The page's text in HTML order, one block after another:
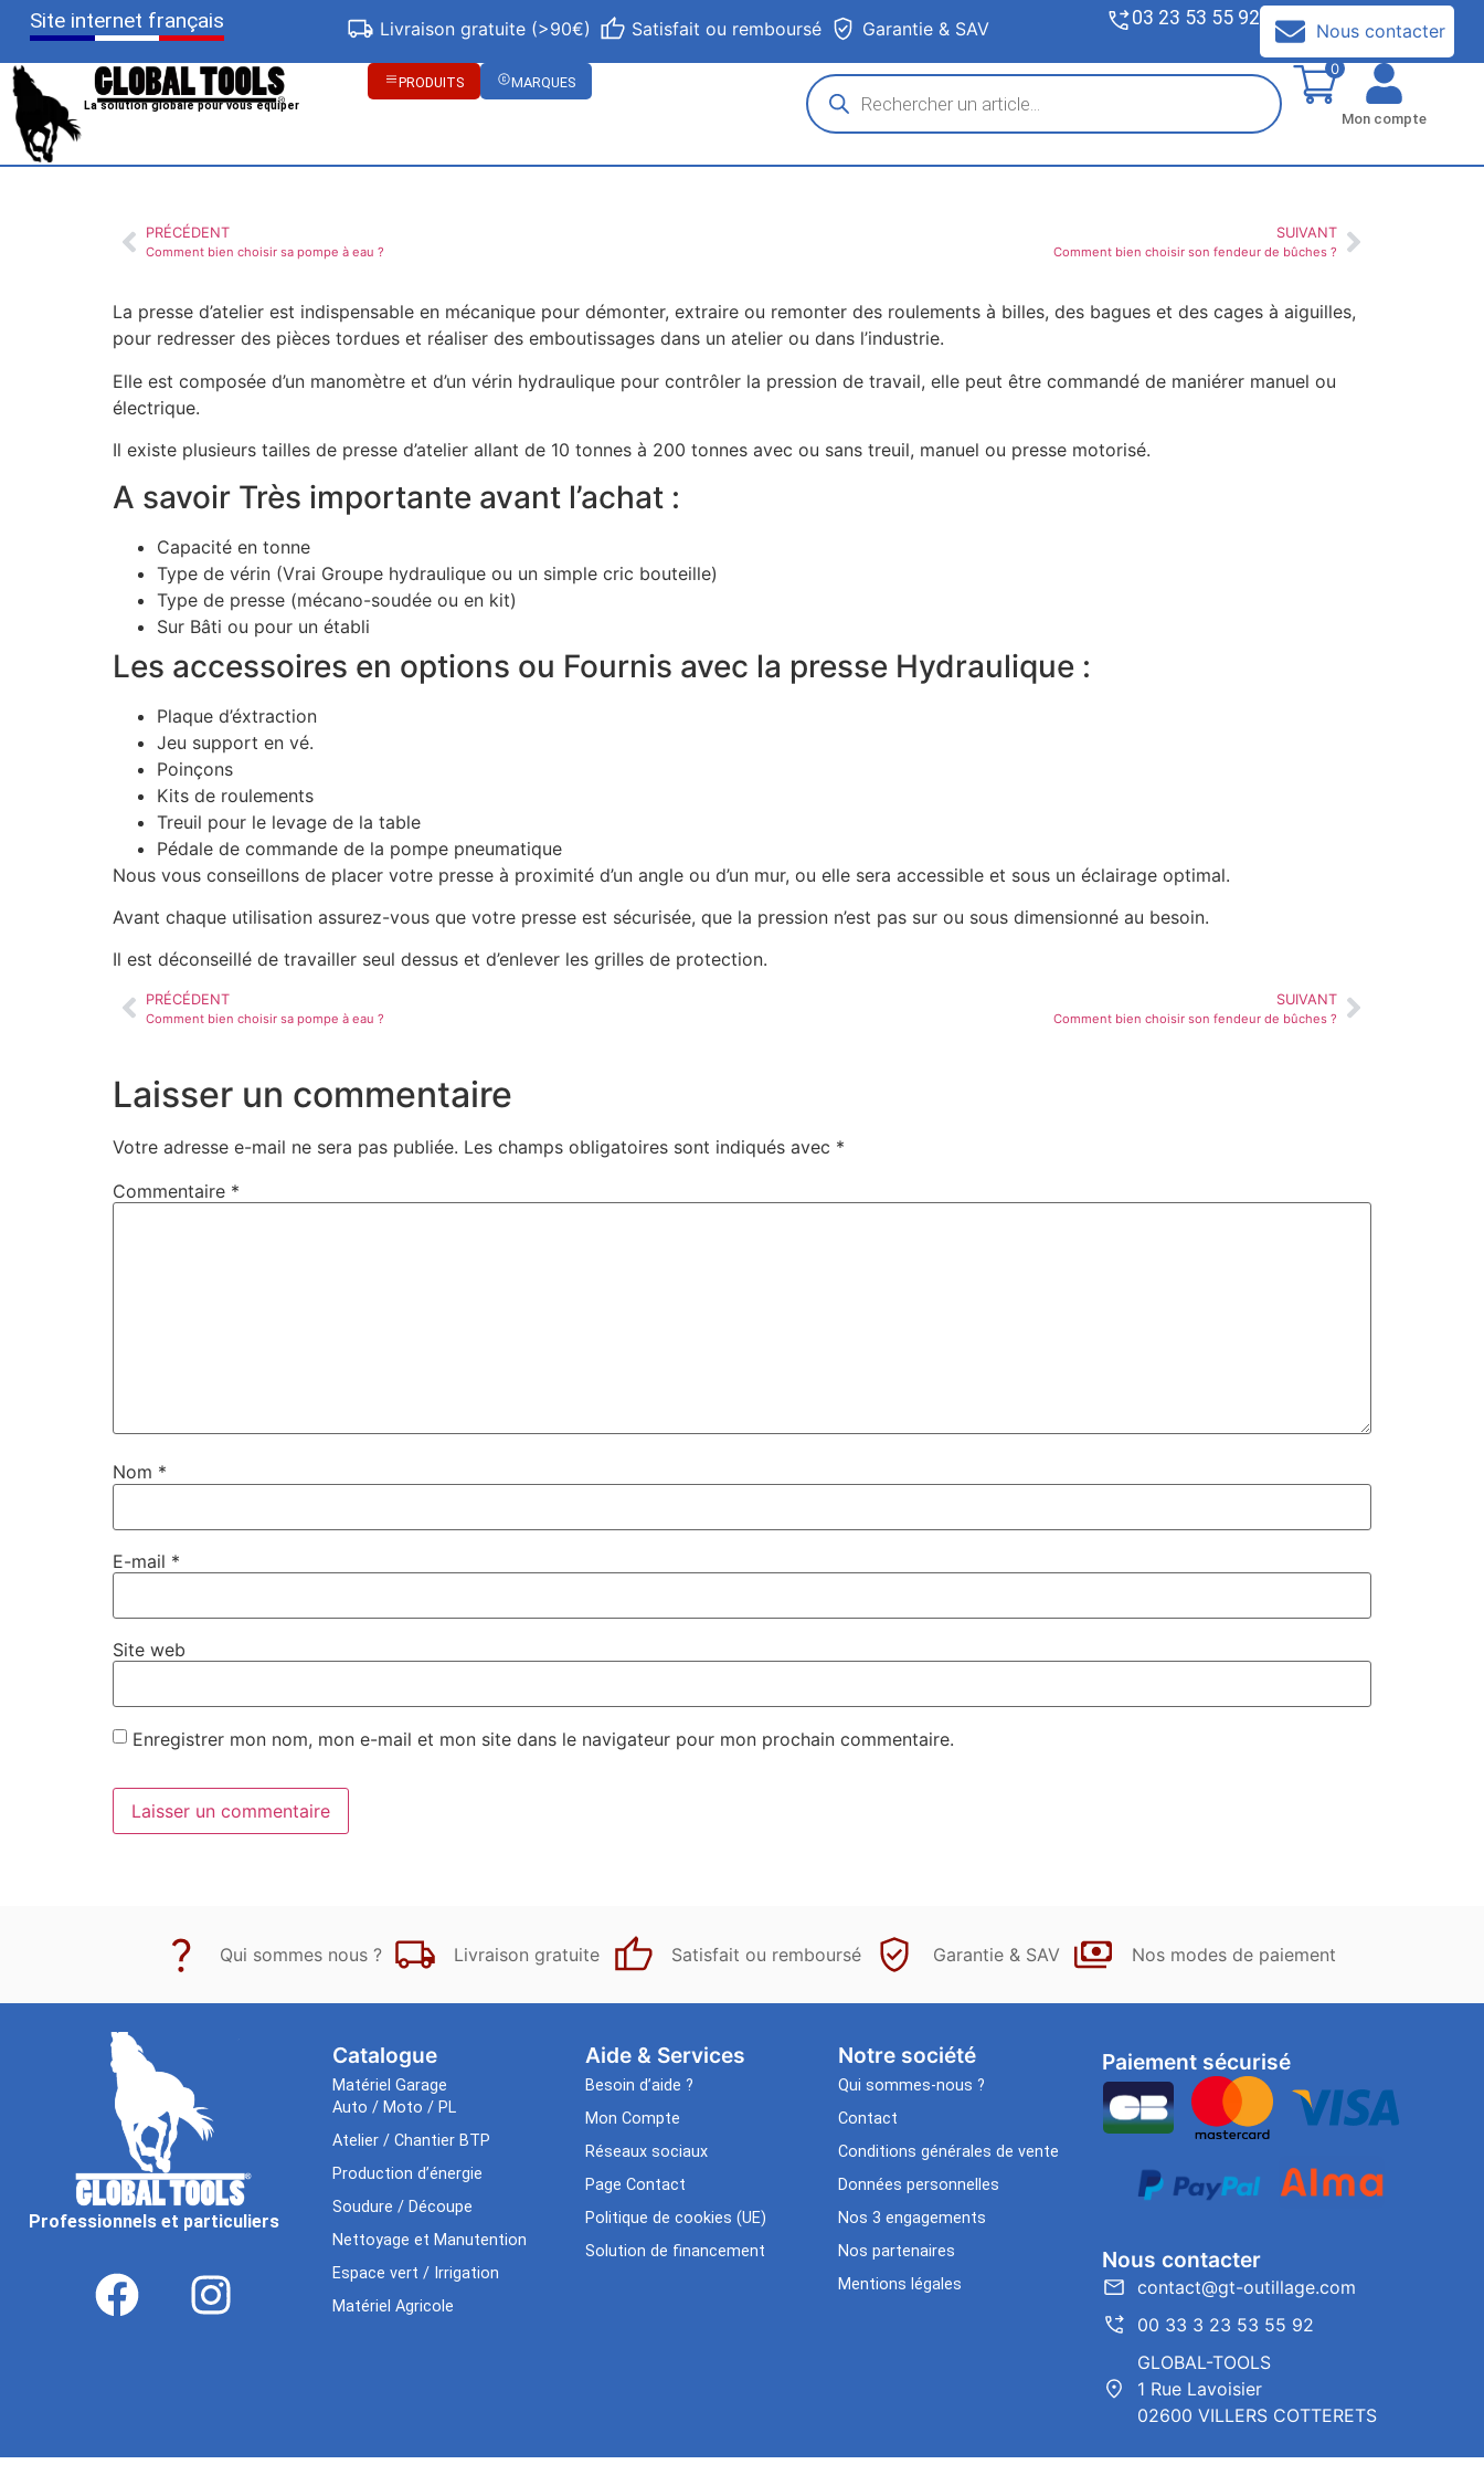
Site internet français Livraison gratuite (>90€) Satisfait ou remboursé Garantie & SAV 03 23 53 55 92
Nous contacter
La solution globale pour vous équiper
PRODUITS MARQUES
0
Mon compte
PRÉCÉDENT
Comment bien choisir sa pompe à eau ?
SUIVANT
Comment bien choisir son fendeur de bûches ?
La presse d’atelier est indispensable en mécanique pour démonter, extraire ou remonter des roulements à billes, des bagues et des cages à aiguilles,
pour redresser des pièces tordues et réaliser des emboutissages dans un atelier ou dans l’industrie.
Elle est composée d’un manomètre et d’un vérin hydraulique pour contrôler la pression de travail, elle peut être commandé de maniérer manuel ou
électrique.
Il existe plusieurs tailles de presse d’atelier allant de 10 tonnes à 200 tonnes avec ou sans treuil, manuel ou presse motorisé.
A savoir Très importante avant l’achat :
Capacité en tonne
Type de vérin (Vrai Groupe hydraulique ou un simple cric bouteille)
Type de presse (mécano-soudée ou en kit)
Sur Bâti ou pour un établi
Les accessoires en options ou Fournis avec la presse Hydraulique :
Plaque d’éxtraction
Jeu support en vé.
Poinçons
Kits de roulements
Treuil pour le levage de la table
Pédale de commande de la pompe pneumatique
Nous vous conseillons de placer votre presse à proximité d’un angle ou d’un mur, ou elle sera accessible et sous un éclairage optimal.
Avant chaque utilisation assurez-vous que votre presse est sécurisée, que la pression n’est pas sur ou sous dimensionné au besoin.
Il est déconseillé de travailler seul dessus et d’enlever les grilles de protection.
PRÉCÉDENT
Comment bien choisir sa pompe à eau ?
SUIVANT
Comment bien choisir son fendeur de bûches ?
Laisser un commentaire
Votre adresse e-mail ne sera pas publiée. Les champs obligatoires sont indiqués avec *
Commentaire *
Nom *
E-mail *
Site web
Enregistrer mon nom, mon e-mail et mon site dans le navigateur pour mon prochain commentaire.
Qui sommes nous ? Livraison gratuite Satisfait ou remboursé Garantie & SAV Nos modes de paiement
Professionnels et particuliers
Catalogue
Matériel Garage
Auto / Moto / PL
Atelier / Chantier BTP
Production d’énergie
Soudure / Découpe
Nettoyage et Manutention
Espace vert / Irrigation
Matériel Agricole
Aide & Services​
Besoin d’aide ?
Mon Compte
Réseaux sociaux
Page Contact
Politique de cookies (UE)
Solution de financement
Notre société
Qui sommes-nous ?
Contact
Conditions générales de vente
Données personnelles
Nos 3 engagements
Nos partenaires
Mentions légales
Paiement sécurisé
Nous contacter
contact@gt-outillage.com
00 33 3 23 53 55 92
GLOBAL-TOOLS
1 Rue Lavoisier
02600 VILLERS COTTERETS